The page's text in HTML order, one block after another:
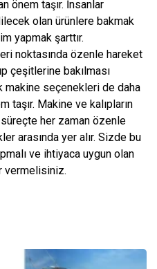
önem taşır. İnsanlar
olan ürünlere bakmak
yapmak şarttır.
noktasında özenle hareket
çeşitlerine bakılması
makine seçenekleri de daha
taşır. Makine ve kalıpların
her zaman özenle
arasında yer alır. Sizde bu
ve ihtiyaca uygun olan
vermelisiniz.